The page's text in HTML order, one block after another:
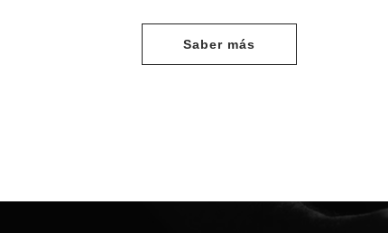
Saber más